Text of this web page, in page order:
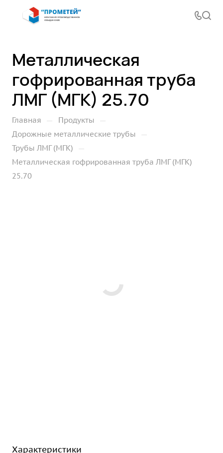
Металлическая
гофрированная труба
ЛМГ (МГК) 25.70
Главная — Продукты —
Дорожные металлические трубы —
Трубы ЛМГ (МГК) —
Металлическая гофрированная труба ЛМГ (МГК)
25.70
Характеристики